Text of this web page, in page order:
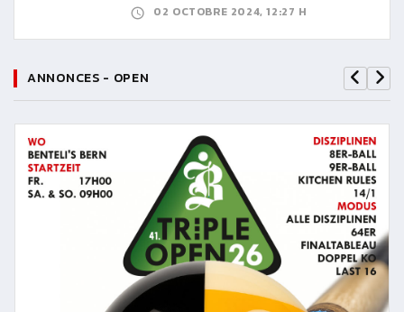
02 OCTOBRE 2024, 12:27 H
ANNONCES - OPEN